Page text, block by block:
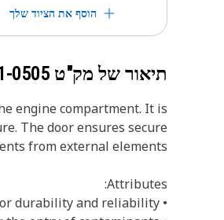
הוסף את הציוד שלך
תיאור של מק"ט 0505
engine compartment. It is
The door ensures secure
from external elements.
Attributes:
• Manufactured to precise specifications and are built for durability and reliability